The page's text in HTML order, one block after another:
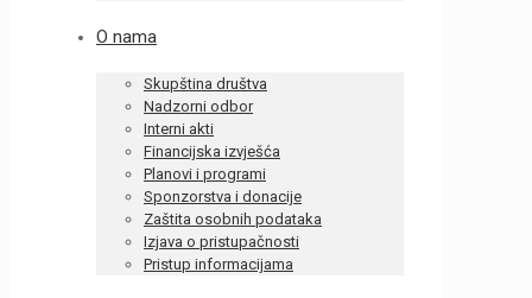
O nama
Skupština društva
Nadzorni odbor
Interni akti
Financijska izvješća
Planovi i programi
Sponzorstva i donacije
Zaštita osobnih podataka
Izjava o pristupačnosti
Pristup informacijama